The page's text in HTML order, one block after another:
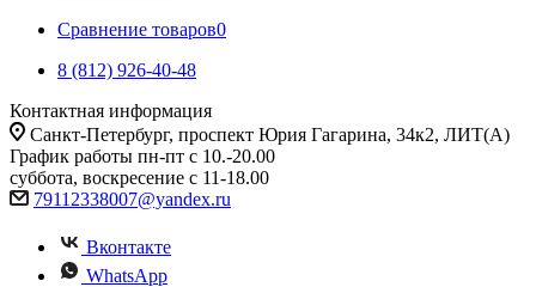
Сравнение товаров0
8 (812) 926-40-48
Контактная информация
Санкт-Петербург, проспект Юрия Гагарина, 34к2, ЛИТ(А)
График работы пн-пт с 10.-20.00
суббота, воскресение с 11-18.00
79112338007@yandex.ru
Вконтакте
WhatsApp